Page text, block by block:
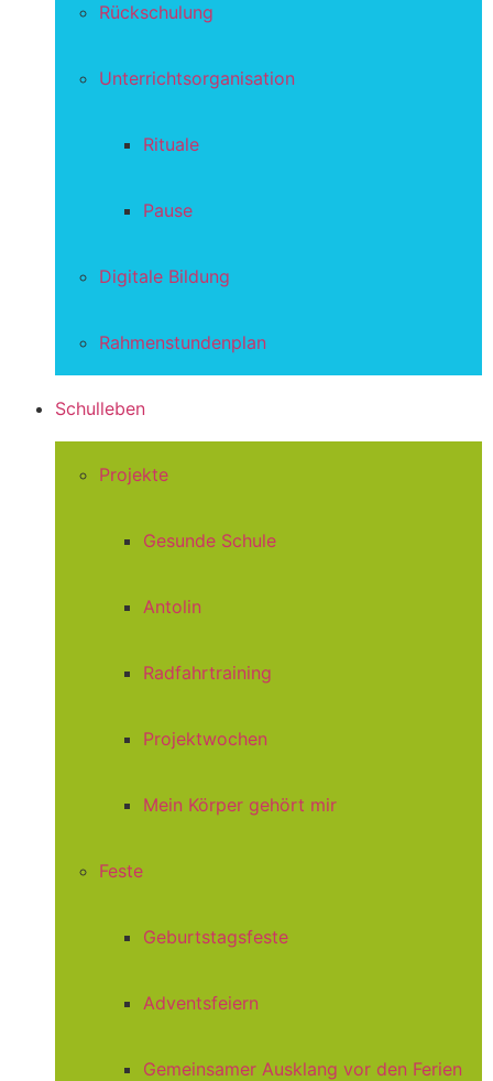
Rückschulung
Unterrichtsorganisation
Rituale
Pause
Digitale Bildung
Rahmenstundenplan
Schulleben
Projekte
Gesunde Schule
Antolin
Radfahrtraining
Projektwochen
Mein Körper gehört mir
Feste
Geburtstagsfeste
Adventsfeiern
Gemeinsamer Ausklang vor den Ferien